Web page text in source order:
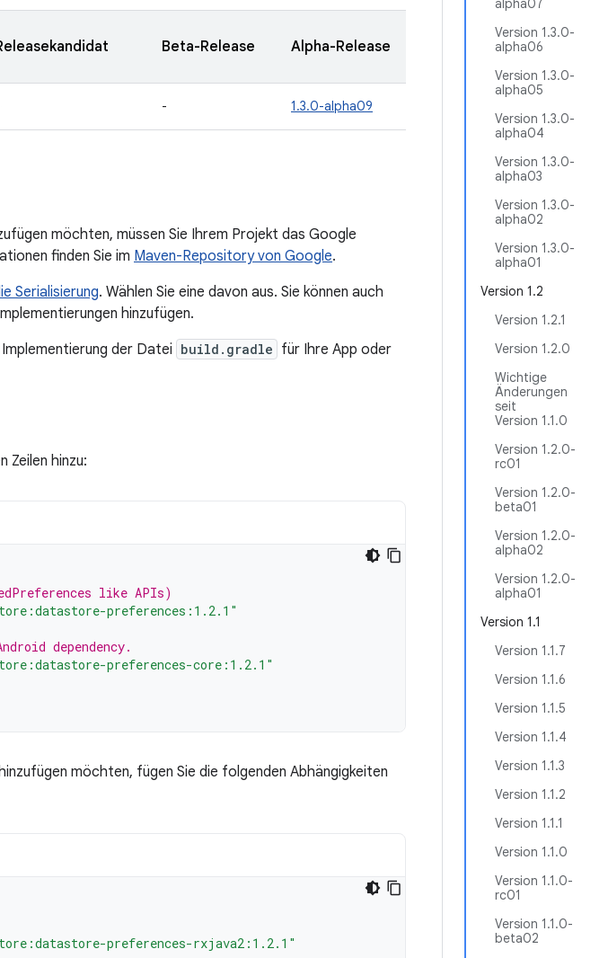
alpha07
Version 1.3.0-
alpha06
Version 1.3.0-
alpha05
Version 1.3.0-
alpha04
Version 1.3.0-
alpha03
Version 1.3.0-
alpha02
Version 1.3.0-
alpha01
Version 1.2
Version 1.2.1
Version 1.2.0
Wichtige
Änderungen
seit
Version 1.1.0
Version 1.2.0-
rc01
Version 1.2.0-
beta01
Version 1.2.0-
alpha02
Version 1.2.0-
alpha01
Version 1.1
Version 1.1.7
Version 1.1.6
Version 1.1.5
Version 1.1.4
Version 1.1.3
Version 1.1.2
Version 1.1.1
Version 1.1.0
Version 1.1.0-
rc01
Version 1.1.0-
beta02
Beta-Release Alpha-Release
- 1.3.0-alpha09
möchten, müssen Sie Ihrem Projekt das Google
finden Sie im Maven-Repository von Google.
Serialisierung. Wählen Sie eine davon aus. Sie können auch
hinzufügen.
der Datei build.gradle für Ihre App oder
Zeilen hinzu:
like APIs)
preferences:1.2.1"
dependency.
preferences-core:1.2.1"
möchten, fügen Sie die folgenden Abhängigkeiten
preferences-rxjava2:1.2.1"